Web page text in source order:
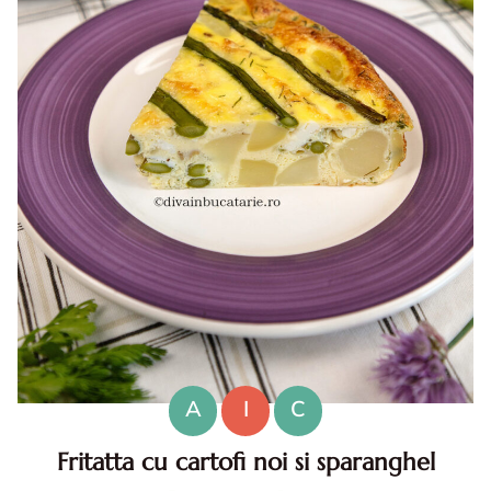
A I
C
Fritatta cu cartofi noi si sparanghel